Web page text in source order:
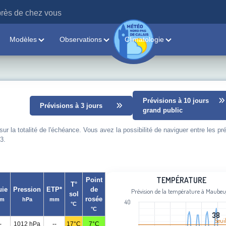
de chez vous
Modèles Observations Climatologie
Prévisions à 3 jours
Prévisions à 10 jours
grand public
la totalité de l'échéance. Vous avez la possibilité de naviguer entre les
Pression
hPa
ETP*
mm
T°
sol
°C
Point
de
rosée
°C
1012 hPa -- 17°C 7°C
Line chart with 101 data points.
Prévision de la température à
View as data table, Température
TEMPÉRATURE
Prévision de la température à
38
38
40